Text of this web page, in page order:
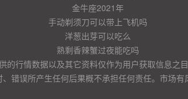
金牛座2021年
手动剃须刀可以带上飞机吗
洋葱出芽可以吃么
熟剩香辣蟹过夜能吃吗
的行情数据以及其它资料仅作为用户获取信息之
错误所产生任何后果概不承担任何责任。市场有